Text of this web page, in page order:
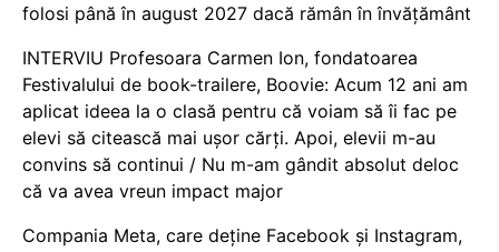
folosi până în august 2027 dacă rămân în învățământ
INTERVIU Profesoara Carmen Ion, fondatoarea
Festivalului de book-trailere, Boovie: Acum 12 ani am
aplicat ideea la o clasă pentru că voiam să îi fac pe
elevi să citească mai ușor cărți. Apoi, elevii m-au
convins să continui / Nu m-am gândit absolut deloc
că va avea vreun impact major
Compania Meta, care deține Facebook și Instagram,